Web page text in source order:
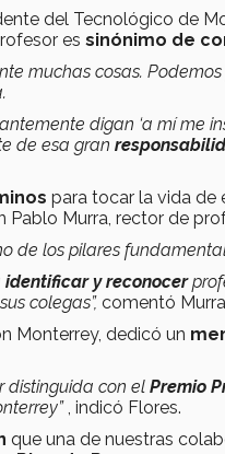
del Tecnológico de
es sinónimo de
muchas cosas.
digan ‘a mí me
de esa gran
para tocar la vida de
Pablo Murra, rector de
de los pilares
identificar y reconocer
colegas”, comentó
Monterrey, dedicó un
distinguida con el Premio
, indicó Flores.
que una de nuestras